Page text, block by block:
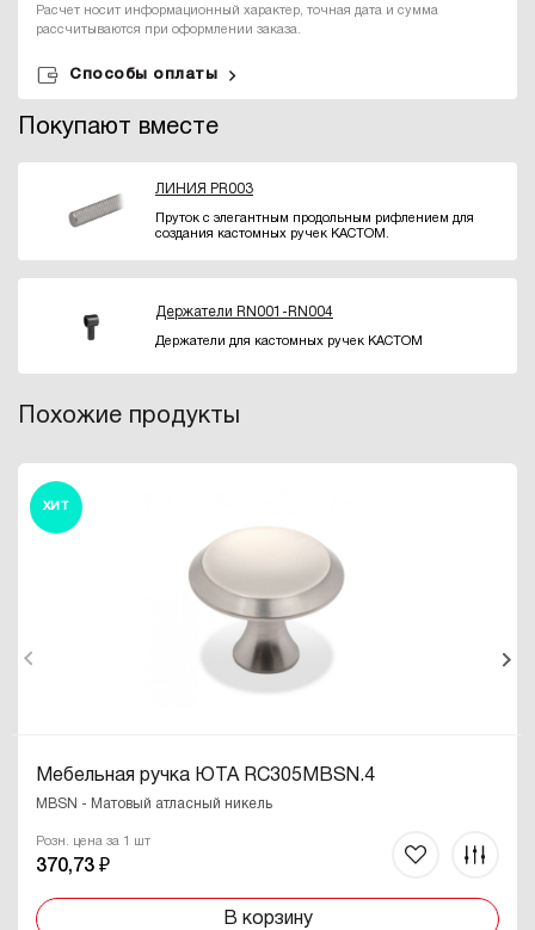
Расчет носит информационный характер, точная дата и сумма
рассчитываются при оформлении заказа.
Способы оплаты
Покупают вместе
ЛИНИЯ PR003
Пруток с элегантным продольным рифлением для
создания кастомных ручек КАСТОМ.
Держатели RN001-RN004
Держатели для кастомных ручек КАСТОМ
Похожие продукты
ХИТ
Мебельная ручка ЮТА RC305MBSN.4
MBSN - Матовый атласный никель
Розн. цена за 1 шт
370,73 ₽
В корзину